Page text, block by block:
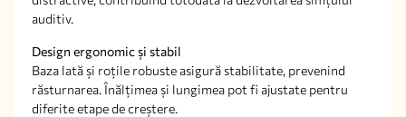
auditiv.
Design ergonomic și stabil
Baza lată și roțile robuste asigură stabilitate, prevenind
răsturnarea. Înălțimea și lungimea pot fi ajustate pentru
diferite etape de creștere.